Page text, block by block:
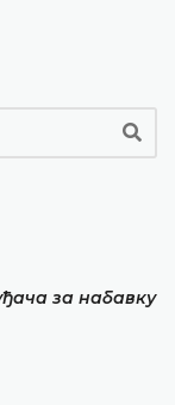
за набавку